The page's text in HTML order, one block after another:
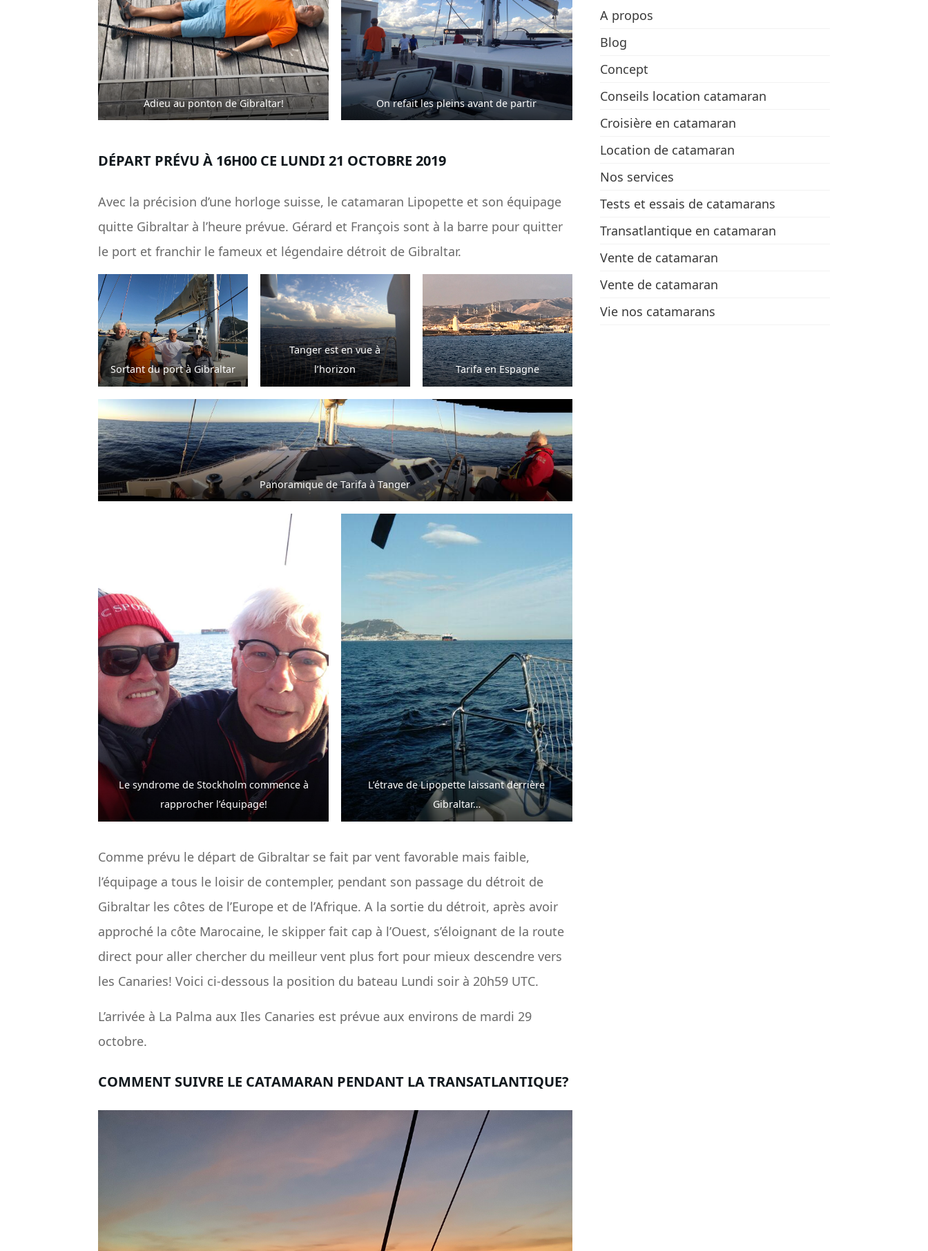
Adieu au ponton de Gibraltar! On refait les pleins avant de partir
DÉPART PRÉVU À 16H00 CE LUNDI 21 OCTOBRE 2019
Avec la précision d’une horloge suisse, le catamaran Lipopette et son équipage
quitte Gibraltar à l’heure prévue. Gérard et François sont à la barre pour quitter
le port et franchir le fameux et légendaire détroit de Gibraltar.
Sortant du port à Gibraltar
Tanger est en vue à
l’horizon
Tarifa en Espagne
Panoramique de Tarifa à Tanger
Le syndrome de Stockholm commence à
rapprocher l’équipage!
L’étrave de Lipopette laissant derrière
Gibraltar…
Comme prévu le départ de Gibraltar se fait par vent favorable mais faible,
l’équipage a tous le loisir de contempler, pendant son passage du détroit de
Gibraltar les côtes de l’Europe et de l’Afrique. A la sortie du détroit, après avoir
approché la côte Marocaine, le skipper fait cap à l’Ouest, s’éloignant de la route
direct pour aller chercher du meilleur vent plus fort pour mieux descendre vers
les Canaries! Voici ci-dessous la position du bateau Lundi soir à 20h59 UTC.
L’arrivée à La Palma aux Iles Canaries est prévue aux environs de mardi 29
octobre.
COMMENT SUIVRE LE CATAMARAN PENDANT LA TRANSATLANTIQUE?
A propos
Blog
Concept
Conseils location catamaran
Croisière en catamaran
Location de catamaran
Nos services
Tests et essais de catamarans
Transatlantique en catamaran
Vente de catamaran
Vente de catamaran
Vie nos catamarans